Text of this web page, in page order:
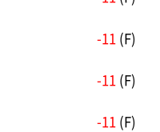
-11 (F)
-11 (F)
-11 (F)